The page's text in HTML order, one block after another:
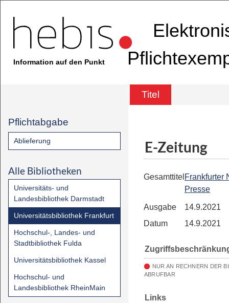
Information auf den Punkt
Titel
Pflichtabgabe
Ablieferung
Alle Bibliotheken
Universitäts- und
Landesbibliothek Darmstadt
Universitätsbibliothek Frankfurt
Hochschul-, Landes- und
Stadtbibliothek Fulda
Universitätsbibliothek Kassel
Hochschul- und
Landesbibliothek RheinMain
E-Zeitung
Gesamttitel Frankfurter
Presse
Ausgabe
14.9.2021
Datum
14.9.2021
NUR AN RECHNERN DER
ABRUFBAR
Links